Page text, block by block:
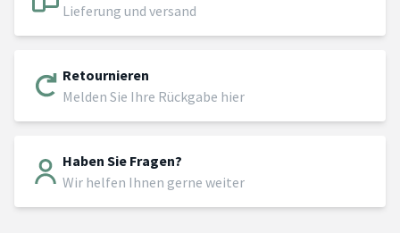
Lieferung und versand
Retournieren
Melden Sie Ihre Rückgabe hier
Haben Sie Fragen?
Wir helfen Ihnen gerne weiter